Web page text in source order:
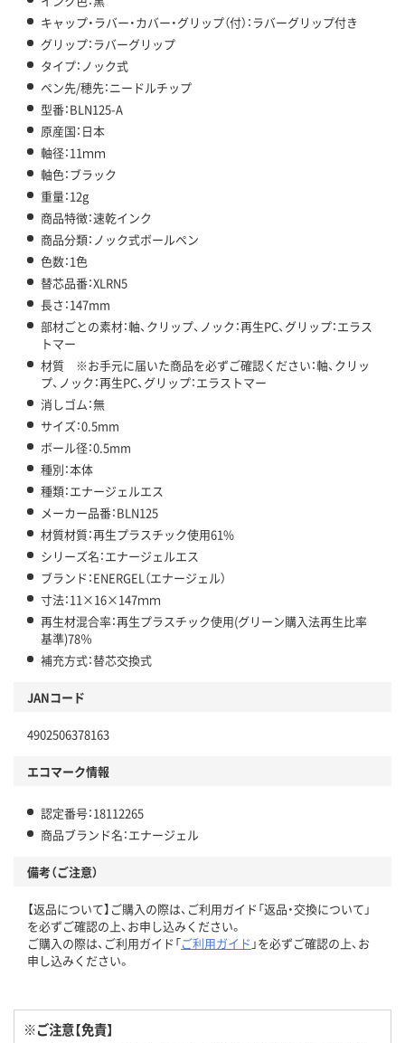
キャップ・ラバー・カバー・グリップ（付）：ラバーグリップ付き
グリップ：ラバーグリップ
タイプ：ノック式
ペン先/穂先：ニードルチップ
型番：BLN125-A
原産国：日本
軸径：11ｍｍ
軸色：ブラック
重量：12g
商品特徴：速乾インク
商品分類：ノック式ボールペン
色数：1色
替芯品番：XLRN5
長さ：147mm
部材ごとの素材：軸、クリップ、ノック：再生PC、グリップ：エラス
トマー
材質 ※お手元に届いた商品を必ずご確認ください：軸、クリッ
プ、ノック：再生PC、グリップ：エラストマー
消しゴム：無
サイズ：0.5mm
ボール径：0.5mm
種別：本体
種類：エナージェルエス
メーカー品番：BLN125
材質材質：再生プラスチック使用61%
シリーズ名：エナージェルエス
ブランド：ENERGEL（エナージェル）
寸法：11×16×147ｍｍ
再生材混合率：再生プラスチック使用(グリーン購入法再生比率
基準)78％
補充方式：替芯交換式
JANコード
4902506378163
エコマーク情報
認定番号：18112265
商品ブランド名：エナージェル
備考（ご注意）
【返品について】ご購入の際は、ご利用ガイド「返品・交換について」
を必ずご確認の上、お申し込みください。
ご購入の際は、ご利用ガイド「ご利用ガイド 」を必ずご確認の上、お
申し込みください。
※ご注意【免責】